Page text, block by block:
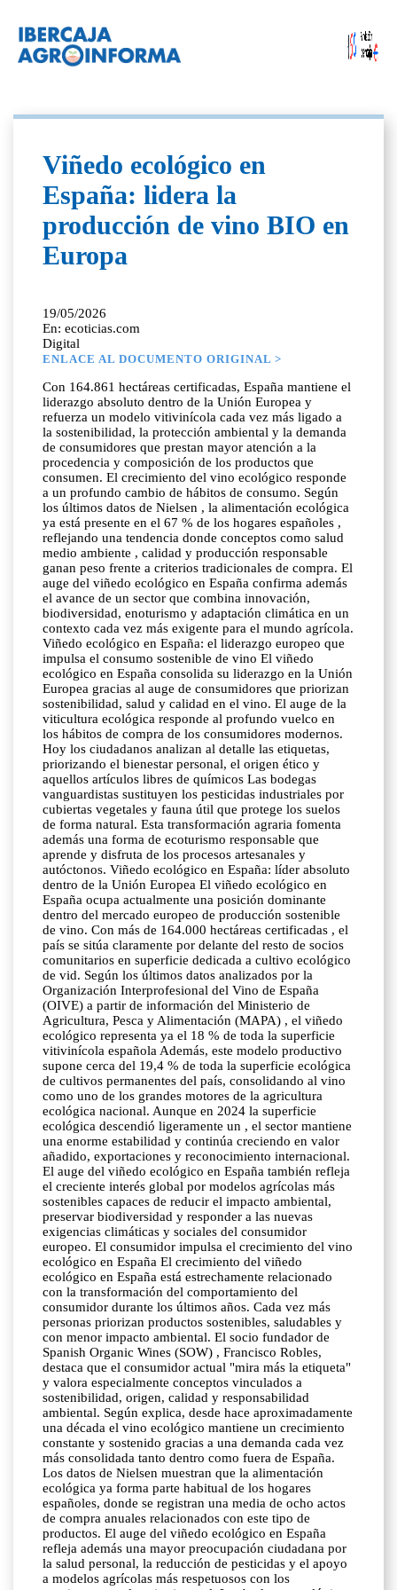
Viñedo ecológico en
España: lidera la
producción de vino BIO en
Europa
19/05/2026
En: ecoticias.com
Digital
ENLACE AL DOCUMENTO ORIGINAL >
Con 164.861 hectáreas certificadas, España mantiene el
liderazgo absoluto dentro de la Unión Europea y
refuerza un modelo vitivinícola cada vez más ligado a
la sostenibilidad, la protección ambiental y la demanda
de consumidores que prestan mayor atención a la
procedencia y composición de los productos que
consumen. El crecimiento del vino ecológico responde
a un profundo cambio de hábitos de consumo. Según
los últimos datos de Nielsen , la alimentación ecológica
ya está presente en el 67 % de los hogares españoles ,
reflejando una tendencia donde conceptos como salud
medio ambiente , calidad y producción responsable
ganan peso frente a criterios tradicionales de compra. El
auge del viñedo ecológico en España confirma además
el avance de un sector que combina innovación,
biodiversidad, enoturismo y adaptación climática en un
contexto cada vez más exigente para el mundo agrícola.
Viñedo ecológico en España: el liderazgo europeo que
impulsa el consumo sostenible de vino El viñedo
ecológico en España consolida su liderazgo en la Unión
Europea gracias al auge de consumidores que priorizan
sostenibilidad, salud y calidad en el vino. El auge de la
viticultura ecológica responde al profundo vuelco en
los hábitos de compra de los consumidores modernos.
Hoy los ciudadanos analizan al detalle las etiquetas,
priorizando el bienestar personal, el origen ético y
aquellos artículos libres de químicos Las bodegas
vanguardistas sustituyen los pesticidas industriales por
cubiertas vegetales y fauna útil que protege los suelos
de forma natural. Esta transformación agraria fomenta
además una forma de ecoturismo responsable que
aprende y disfruta de los procesos artesanales y
autóctonos. Viñedo ecológico en España: líder absoluto
dentro de la Unión Europea El viñedo ecológico en
España ocupa actualmente una posición dominante
dentro del mercado europeo de producción sostenible
de vino. Con más de 164.000 hectáreas certificadas , el
país se sitúa claramente por delante del resto de socios
comunitarios en superficie dedicada a cultivo ecológico
de vid. Según los últimos datos analizados por la
Organización Interprofesional del Vino de España
(OIVE) a partir de información del Ministerio de
Agricultura, Pesca y Alimentación (MAPA) , el viñedo
ecológico representa ya el 18 % de toda la superficie
vitivinícola española Además, este modelo productivo
supone cerca del 19,4 % de toda la superficie ecológica
de cultivos permanentes del país, consolidando al vino
como uno de los grandes motores de la agricultura
ecológica nacional. Aunque en 2024 la superficie
ecológica descendió ligeramente un , el sector mantiene
una enorme estabilidad y continúa creciendo en valor
añadido, exportaciones y reconocimiento internacional.
El auge del viñedo ecológico en España también refleja
el creciente interés global por modelos agrícolas más
sostenibles capaces de reducir el impacto ambiental,
preservar biodiversidad y responder a las nuevas
exigencias climáticas y sociales del consumidor
europeo. El consumidor impulsa el crecimiento del vino
ecológico en España El crecimiento del viñedo
ecológico en España está estrechamente relacionado
con la transformación del comportamiento del
consumidor durante los últimos años. Cada vez más
personas priorizan productos sostenibles, saludables y
con menor impacto ambiental. El socio fundador de
Spanish Organic Wines (SOW) , Francisco Robles,
destaca que el consumidor actual "mira más la etiqueta"
y valora especialmente conceptos vinculados a
sostenibilidad, origen, calidad y responsabilidad
ambiental. Según explica, desde hace aproximadamente
una década el vino ecológico mantiene un crecimiento
constante y sostenido gracias a una demanda cada vez
más consolidada tanto dentro como fuera de España.
Los datos de Nielsen muestran que la alimentación
ecológica ya forma parte habitual de los hogares
españoles, donde se registran una media de ocho actos
de compra anuales relacionados con este tipo de
productos. El auge del viñedo ecológico en España
refleja además una mayor preocupación ciudadana por
la salud personal, la reducción de pesticidas y el apoyo
a modelos agrícolas más respetuosos con los